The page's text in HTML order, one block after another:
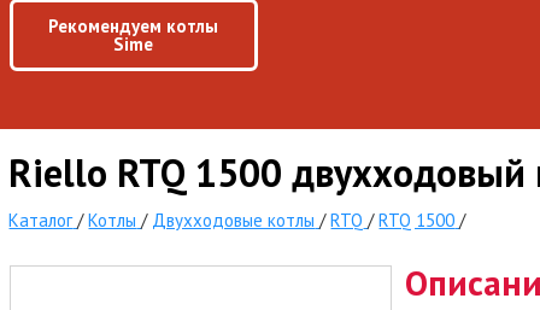
Рекомендуем котлы
Sime
Riello RTQ 1500 двухходовый
Каталог /Котлы / Двухходовые котлы /RTQ /RTQ 1500 /